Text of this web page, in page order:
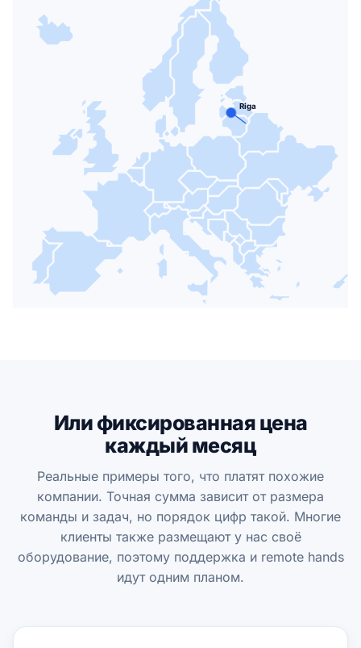
Или фиксированная цена
каждый месяц
Реальные примеры того, что платят похожие
компании. Точная сумма зависит от размера
команды и задач, но порядок цифр такой. Многие
клиенты также размещают у нас своё
оборудование, поэтому поддержка и remote hands
идут одним планом.